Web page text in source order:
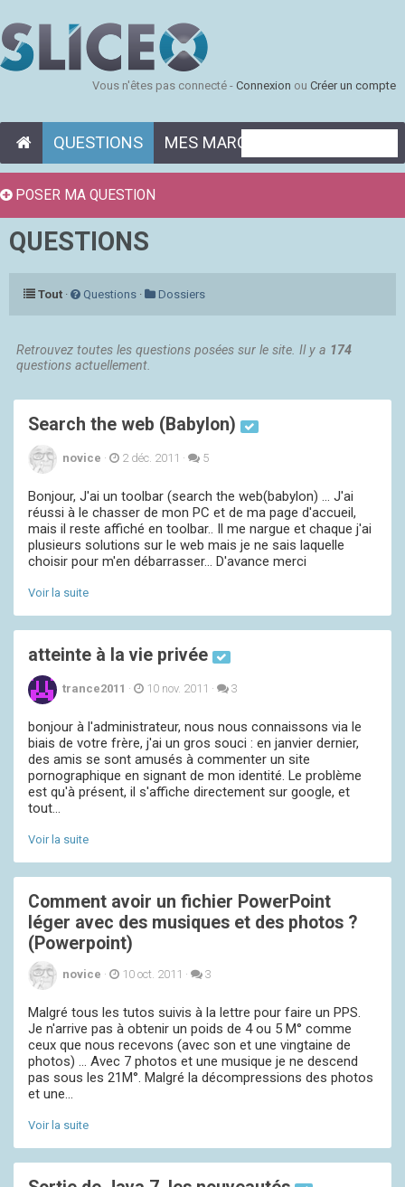
Vous n'êtes pas connecté - Connexion ou Créer un compte
QUESTIONS MES MARQUE-PAGES
QUESTIONS
Tout · Questions · Dossiers
Retrouvez toutes les questions posées sur le site. Il y a 174
questions actuellement.
Search the web (Babylon)
novice · 2 déc. 2011 · 5
Bonjour, J'ai un toolbar (search the web(babylon) ... J'ai
réussi à le chasser de mon PC et de ma page d'accueil,
mais il reste affiché en toolbar.. Il me nargue et chaque j'ai
plusieurs solutions sur le web mais je ne sais laquelle
choisir pour m'en débarrasser... D'avance merci
Voir la suite
atteinte à la vie privée
trance2011 · 10 nov. 2011 · 3
bonjour à l'administrateur, nous nous connaissons via le
biais de votre frère, j'ai un gros souci : en janvier dernier,
des amis se sont amusés à commenter un site
pornographique en signant de mon identité. Le problème
est qu'à présent, il s'affiche directement sur google, et
tout...
Voir la suite
Comment avoir un fichier PowerPoint
léger avec des musiques et des photos ?
(Powerpoint)
novice · 10 oct. 2011 · 3
Malgré tous les tutos suivis à la lettre pour faire un PPS.
Je n'arrive pas à obtenir un poids de 4 ou 5 M° comme
ceux que nous recevons (avec son et une vingtaine de
photos) ... Avec 7 photos et une musique je ne descend
pas sous les 21M°. Malgré la décompressions des photos
et une...
Voir la suite
POSER MA QUESTION